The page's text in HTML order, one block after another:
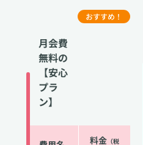
月会費
無料の
【安心
プラ
ン】
おすすめ！
料金（税